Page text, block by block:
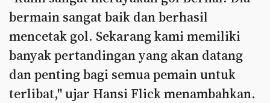
bermain sangat baik dan berhasil
mencetak gol. Sekarang kami memiliki
banyak pertandingan yang akan datang
dan penting bagi semua pemain untuk
terlibat," ujar Hansi Flick menambahkan.